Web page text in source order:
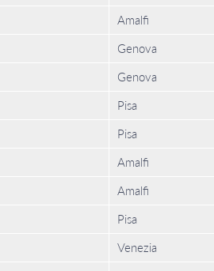
Amalfi
Genova
Genova
Pisa
Pisa
Amalfi
Amalfi
Pisa
Venezia